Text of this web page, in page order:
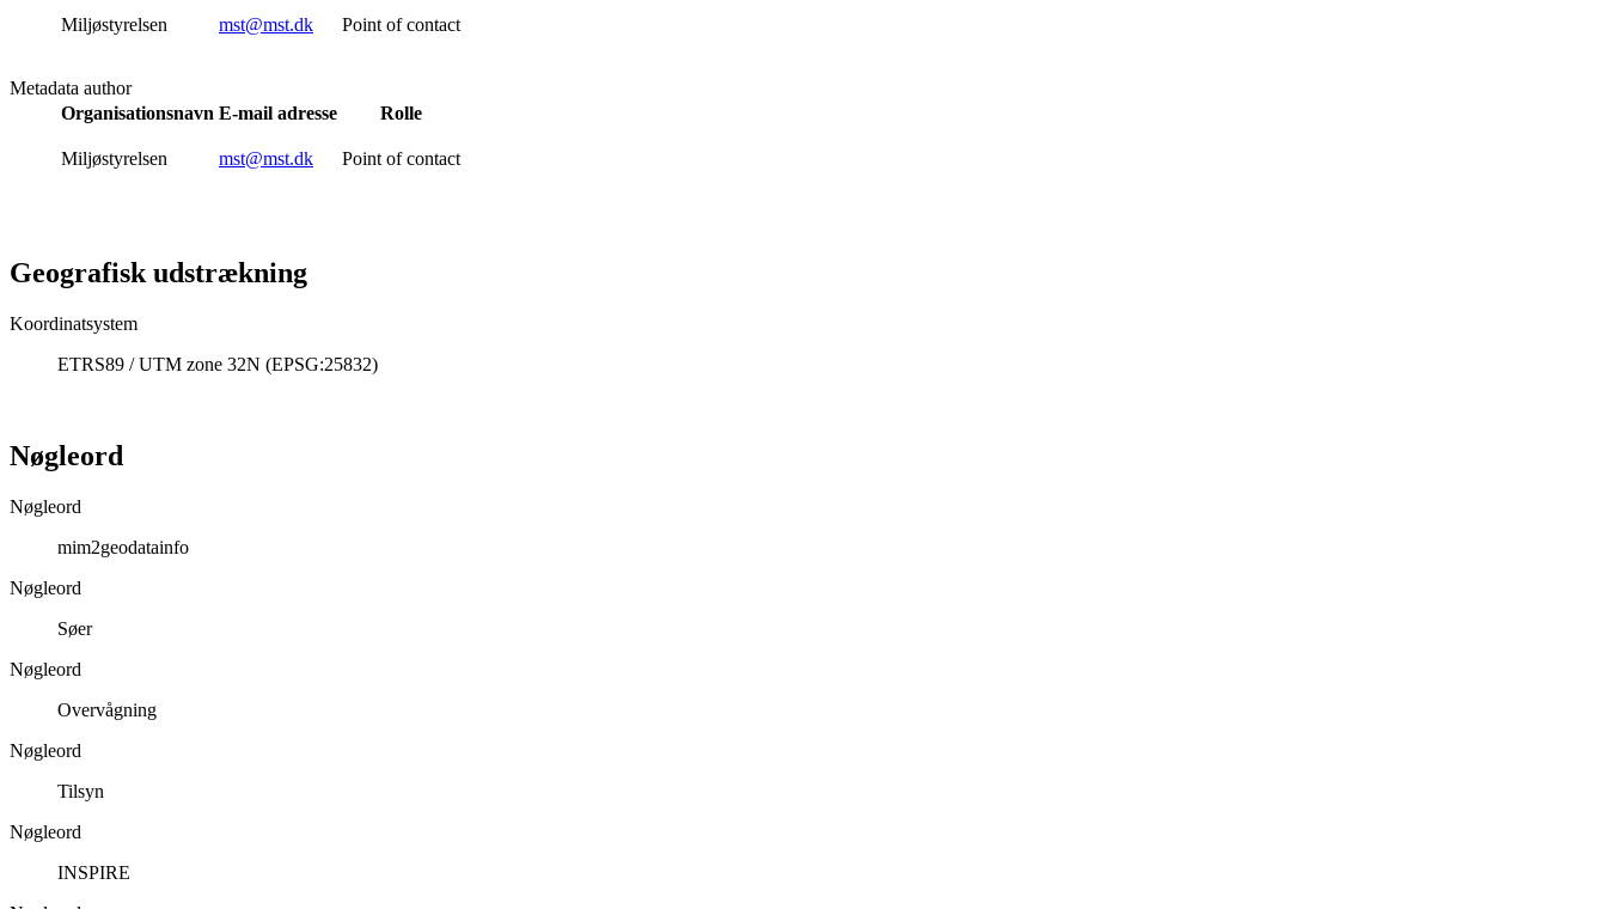
Miljøstyrelsen mst@mst.dk Point of contact
Metadata author
Organisationsnavn E-mail adresse Rolle
Miljøstyrelsen mst@mst.dk Point of contact
Geografisk udstrækning
Koordinatsystem
ETRS89 / UTM zone 32N (EPSG:25832)
Nøgleord
Nøgleord
mim2geodatainfo
Nøgleord
Søer
Nøgleord
Overvågning
Nøgleord
Tilsyn
Nøgleord
INSPIRE